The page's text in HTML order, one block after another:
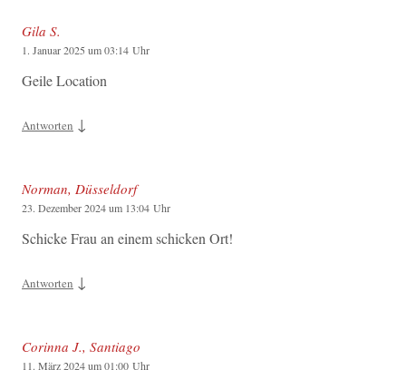
Gila S.
1. Januar 2025 um 03:14 Uhr
Geile Location
Antworten ↓
Norman, Düsseldorf
23. Dezember 2024 um 13:04 Uhr
Schicke Frau an einem schicken Ort!
Antworten ↓
Corinna J., Santiago
11. März 2024 um 01:00 Uhr